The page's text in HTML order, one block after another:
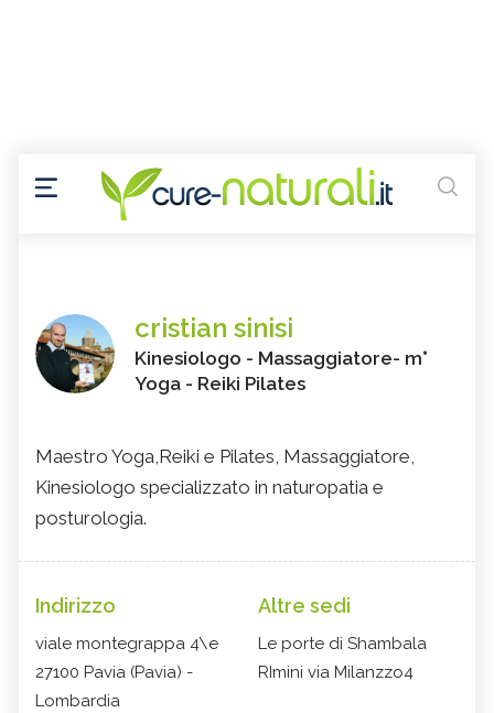
cristian sinisi
Kinesiologo - Massaggiatore- m°
Yoga - Reiki Pilates
Maestro Yoga,Reiki e Pilates, Massaggiatore,
Kinesiologo specializzato in naturopatia e
posturologia.
Indirizzo
viale montegrappa 4\e
27100 Pavia (Pavia) -
Lombardia
Altre sedi
Le porte di Shambala
RImini via Milanzzo4